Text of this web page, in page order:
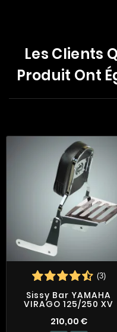
Les Clients
Produit Ont
(3)
Sissy Bar YAMAHA
VIRAGO 125/250 XV
210,00 €